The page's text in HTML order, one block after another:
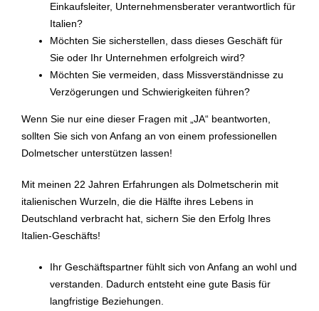
Einkaufsleiter, Unternehmensberater verantwortlich für
Italien?
Möchten Sie sicherstellen, dass dieses Geschäft für
Sie oder Ihr Unternehmen erfolgreich wird?
Möchten Sie vermeiden, dass Missverständnisse zu
Verzögerungen und Schwierigkeiten führen?
Wenn Sie nur eine dieser Fragen mit „JA“ beantworten,
sollten Sie sich von Anfang an von einem professionellen
Dolmetscher unterstützen lassen!
Mit meinen 22 Jahren Erfahrungen als Dolmetscherin mit
italienischen Wurzeln, die die Hälfte ihres Lebens in
Deutschland verbracht hat, sichern Sie den Erfolg Ihres
Italien-Geschäfts!
Ihr Geschäftspartner fühlt sich von Anfang an wohl und
verstanden. Dadurch entsteht eine gute Basis für
langfristige Beziehungen.